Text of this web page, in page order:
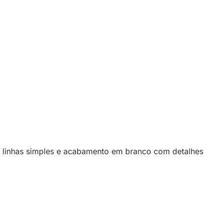
simples e acabamento em branco com detalhes